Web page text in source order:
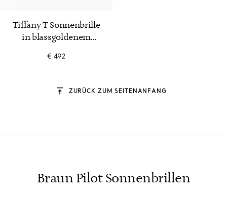
Tiffany T Sonnenbrille
in blassgoldenem
braunem Farbverlauf
€ 492
ZURÜCK ZUM SEITENANFANG
Braun Pilot Sonnenbrillen